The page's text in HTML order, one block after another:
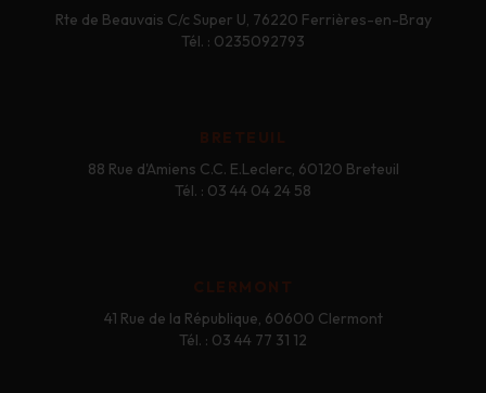
Rte de Beauvais C/c Super U, 76220 Ferrières-en-Bray
Tél. : 0235092793
BRETEUIL
88 Rue d'Amiens C.C. E.Leclerc, 60120 Breteuil
Tél. : 03 44 04 24 58
CLERMONT
41 Rue de la République, 60600 Clermont
Tél. : 03 44 77 31 12